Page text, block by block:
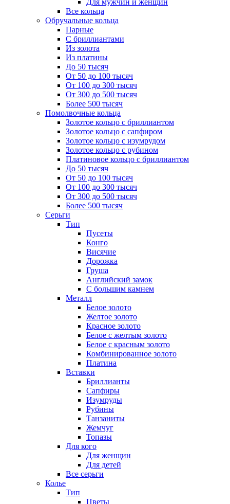
Для мужчин и женщин
Все кольца
Обручальные кольца
Парные
С бриллиантами
Из золота
Из платины
До 50 тысяч
От 50 до 100 тысяч
От 100 до 300 тысяч
От 300 до 500 тысяч
Более 500 тысяч
Помолвочные кольца
Золотое кольцо с бриллиантом
Золотое кольцо с сапфиром
Золотое кольцо с изумрудом
Золотое кольцо с рубином
Платиновое кольцо с бриллиантом
До 50 тысяч
От 50 до 100 тысяч
От 100 до 300 тысяч
От 300 до 500 тысяч
Более 500 тысяч
Серьги
Тип
Пусеты
Конго
Висячие
Дорожка
Груша
Английский замок
С большим камнем
Металл
Белое золото
Желтое золото
Красное золото
Белое с желтым золото
Белое с красным золото
Комбинированное золото
Платина
Вставки
Бриллианты
Сапфиры
Изумруды
Рубины
Танзаниты
Жемчуг
Топазы
Для кого
Для женщин
Для детей
Все серьги
Колье
Тип
Цветы